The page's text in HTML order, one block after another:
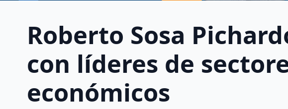
Roberto Sosa
con líderes de
económicos